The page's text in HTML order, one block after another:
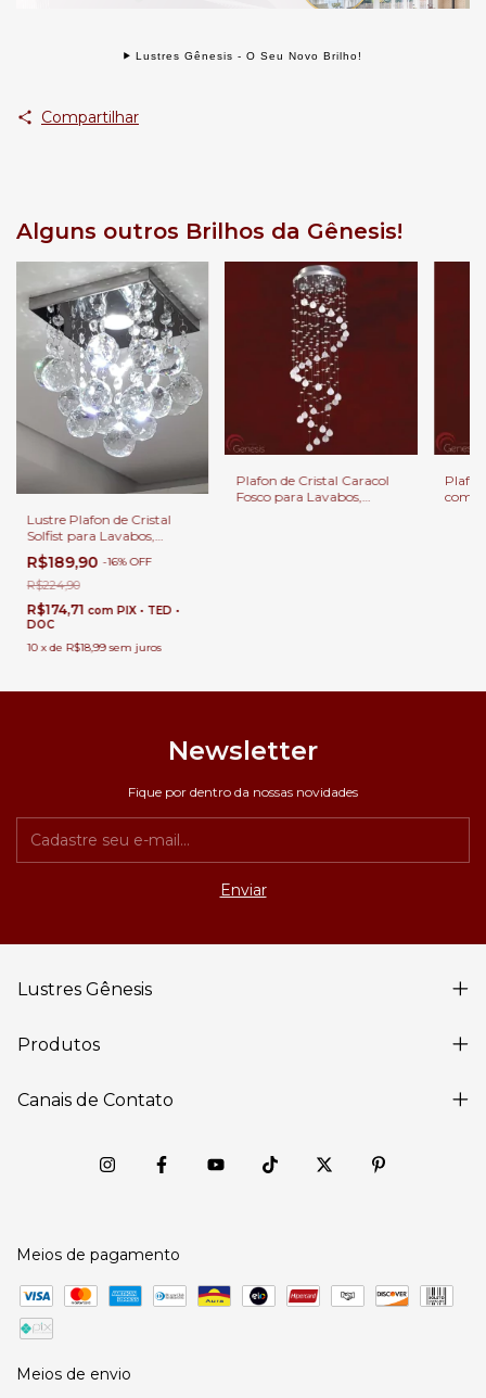
Lustres Gênesis - O Seu Novo Brilho!
Compartilhar
Alguns outros Brilhos da Gênesis!
Lustre Plafon de Cristal
Solfist para Lavabos,
Banheiros e Quartos.
R$189,90 -16%OFF
R$224,90
R$174,71 com PIX • TED •
DOC
10 xde R$18,99 sem juros
Plafon de Cristal Caracol
Fosco para Lavabos,
com
Newsletter
Fique por dentro da nossas novidades
Lustres Gênesis
Produtos
Canais de Contato
Meios de pagamento
Meios de envio